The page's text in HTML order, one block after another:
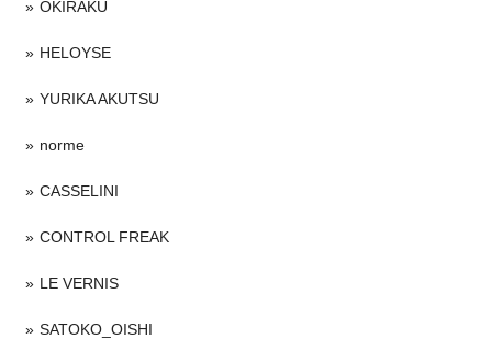
OKIRAKU
HELOYSE
YURIKA AKUTSU
norme
CASSELINI
CONTROL FREAK
LE VERNIS
SATOKO_OISHI